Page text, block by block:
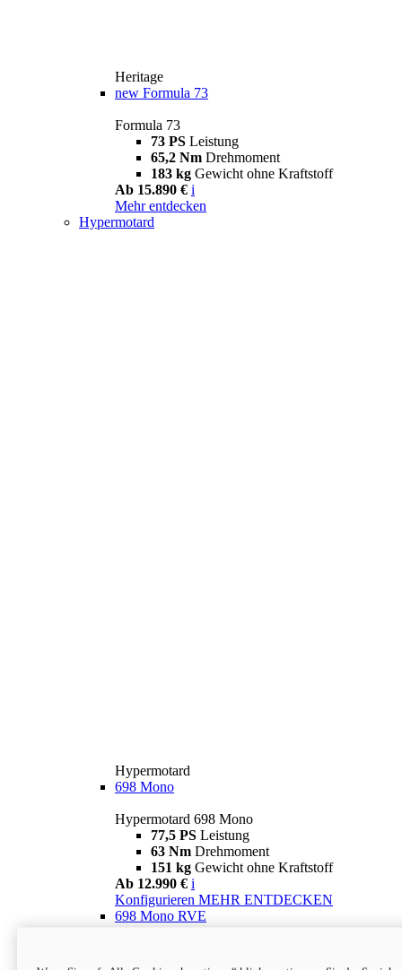
Heritage
new Formula 73
Formula 73
73 PS Leistung
65,2 Nm Drehmoment
183 kg Gewicht ohne Kraftstoff
Ab 15.890 € i
Mehr entdecken
Hypermotard
Hypermotard
698 Mono
Hypermotard 698 Mono
77,5 PS Leistung
63 Nm Drehmoment
151 kg Gewicht ohne Kraftstoff
Ab 12.990 € i
Konfigurieren MEHR ENTDECKEN
698 Mono RVE
77,5 PS
Leistung